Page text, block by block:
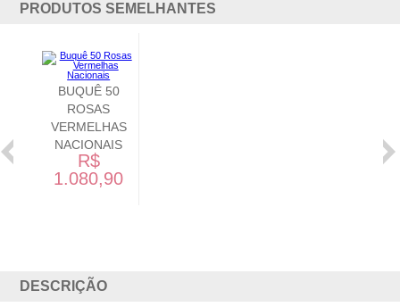
PRODUTOS SEMELHANTES
BUQUÊ 50
ROSAS
VERMELHAS
NACIONAIS
R$
1.080,90
DESCRIÇÃO